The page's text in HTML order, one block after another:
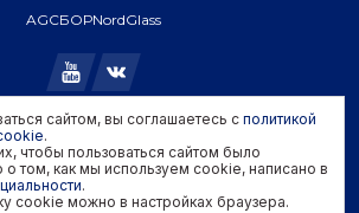
AGCБОРNordGlass
2026 AGC. All rights reserved.
конфиденциальности
обработки файлов cookie
сайтом, вы соглашаетесь с политикой
.
чтобы пользоваться сайтом было
том, как мы используем cookie, написано в
.
cookie можно в настройках браузера.